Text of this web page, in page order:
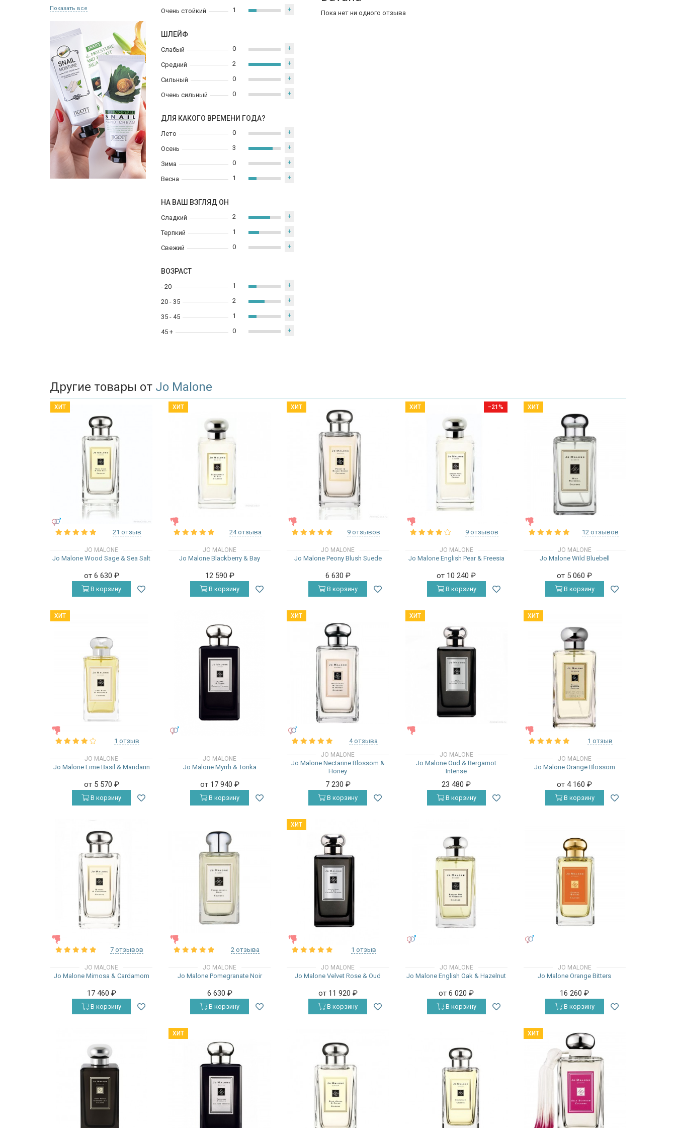
Показать все
Очень стойкий
1 +
ШЛЕЙФ
Слабый
Средний
Сильный
Очень сильный
0 +
2 +
0 +
0 +
ДЛЯ КАКОГО ВРЕМЕНИ ГОДА?
Лето
Осень
Зима
Весна
0 +
3 +
0 +
1 +
НА ВАШ ВЗГЛЯД ОН
Сладкий
Терпкий
Свежий
2 +
1 +
0 +
ВОЗРАСТ
- 20
20 - 35
35 - 45
45 +
1 +
2 +
1 +
0 +
Пока нет ни одного отзыва
Другие товары от Jo Malone
ХИТ
21 отзыв
JO MALONE
Jo Malone Wood Sage & Sea Salt
от 6 630 ₽
В корзину
ХИТ
24 отзыва
JO MALONE
Jo Malone Blackberry & Bay
12 590 ₽
В корзину
ХИТ
ЖЕНСКИЕ
9 отзывов
JO MALONE
Jo Malone Peony Blush Suede
6 630 ₽
В корзину
−21%
ХИТ
9 отзывов
JO MALONE
Jo Malone English Pear & Freesia
от 10 240₽
В корзину
ХИТ
12 отзывов
JO MALONE
Jo Malone Wild Bluebell
от 5 060₽
В корзину
ХИТ
1 отзыв
JO MALONE
Jo Malone Lime Basil & Mandarin
от 5 570 ₽
В корзину
JO MALONE
Jo Malone Myrrh & Tonka
от 17 940 ₽
В корзину
ХИТ
4 отзыва
JO MALONE
Jo Malone Nectarine Blossom &
Honey
7 230 ₽
В корзину
ХИТ
JO MALONE
Jo Malone Oud & Bergamot
Intense
23 480₽
В корзину
ХИТ
ЖЕНСКИЕ
1 отзыв
JO MALONE
Jo Malone Orange Blossom
от 4 160₽
В корзину
7 отзывов
JO MALONE
Jo Malone Mimosa & Cardamom
17 460 ₽
В корзину
2 отзыва
JO MALONE
Jo Malone Pomegranate Noir
6 630 ₽
В корзину
ХИТ
1 отзыв
JO MALONE
Jo Malone Velvet Rose & Oud
от 11 920 ₽
В корзину
JO MALONE
Jo Malone English Oak & Hazelnut
от 6 020₽
В корзину
JO MALONE
Jo Malone Orange Bitters
16 260₽
В корзину
ХИТ ХИТ